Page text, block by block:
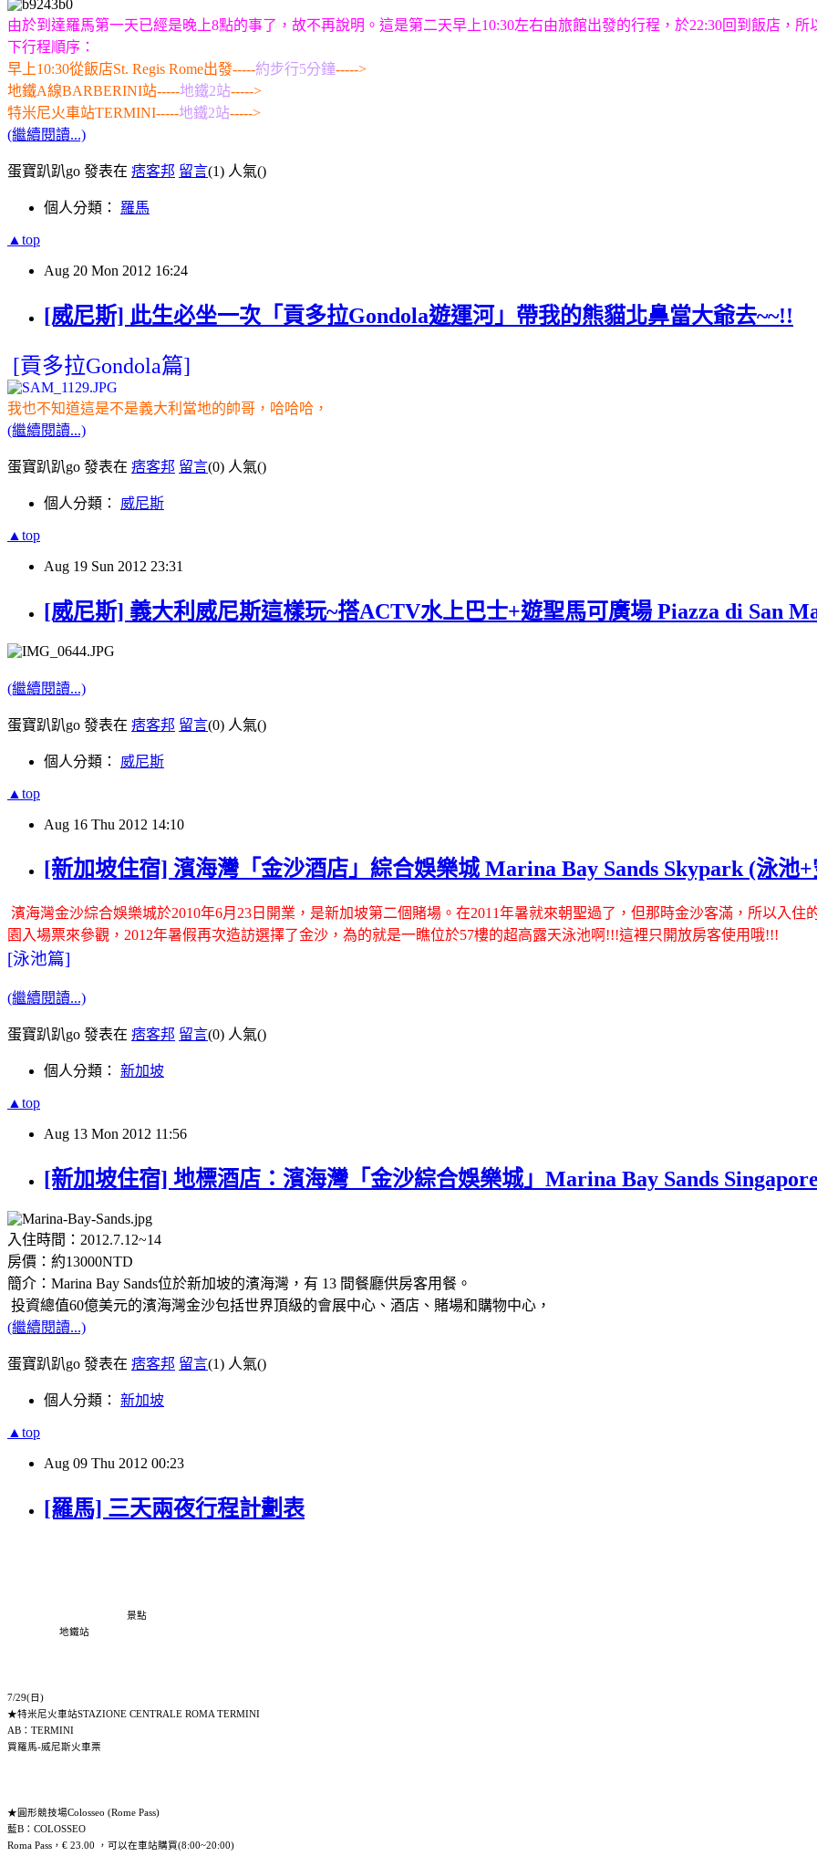
由於到達羅馬第一天已經是晚上8點的事了，故不再說明。這是第二天早上10:30左右由旅館出發的行程，於22:30回到飯店，
下行程順序：
早上10:30從飯店St. Regis Rome出發-----約步行5分鐘----->
地鐵A線BARBERINI站-----地鐵2站----->
特米尼火車站TERMINI-----地鐵2站----->
(繼續閱讀...)
蛋寶趴趴go 發表在 痞客邦 留言(1) 人氣()
個人分類： 羅馬
▲top
Aug 20 Mon 2012 16:24
[威尼斯] 此生必坐一次「貢多拉Gondola遊運河」帶我的熊貓北鼻當大爺去~~!!
[貢多拉Gondola篇]
我也不知道這是不是義大利當地的帥哥，哈哈哈，
(繼續閱讀...)
蛋寶趴趴go 發表在 痞客邦 留言(0) 人氣()
個人分類： 威尼斯
▲top
Aug 19 Sun 2012 23:31
[威尼斯] 義大利威尼斯這樣玩~搭ACTV水上巴士+遊聖馬可廣場 Piazza di San
(繼續閱讀...)
蛋寶趴趴go 發表在 痞客邦 留言(0) 人氣()
個人分類： 威尼斯
▲top
Aug 16 Thu 2012 14:10
[新加坡住宿] 濱海灣「金沙酒店」綜合娛樂城 Marina Bay Sands Skypark (泳池
濱海灣金沙綜合娛樂城於2010年6月23日開業，是新加坡第二個賭場。在2011年暑就來朝聖過了，但那時金沙客滿，所以入住
園入場票來參觀，2012年暑假再次造訪選擇了金沙，為的就是一瞧位於57樓的超高露天泳池啊 !!!這裡只開放房客使用哦!!!
[泳池篇]
(繼續閱讀...)
蛋寶趴趴go 發表在 痞客邦 留言(0) 人氣()
個人分類： 新加坡
▲top
Aug 13 Mon 2012 11:56
[新加坡住宿] 地標酒店：濱海灣「金沙綜合娛樂城」Marina Bay Sands
入住時間：2012.7.12~14
房價：約13000NTD
簡介：Marina Bay Sands位於新加坡的濱海灣，有 13 間餐廳供房客用餐。
投資總值60億美元的濱海灣金沙包括世界頂級的會展中心、酒店、賭場和購物中心，
(繼續閱讀...)
蛋寶趴趴go 發表在 痞客邦 留言(1) 人氣()
個人分類： 新加坡
▲top
Aug 09 Thu 2012 00:23
[羅馬] 三天兩夜行程計劃表
景點
地鐵站
7/29(日)
★特米尼火車站STAZIONE CENTRALE ROMA TERMINI
AB：TERMINI
買羅馬-威尼斯火車票
★圓形競技場Colosseo (Rome Pass)
藍B：COLOSSEO
Roma Pass，€ 23.00 ，可以在車站購買(8:00~20:00)